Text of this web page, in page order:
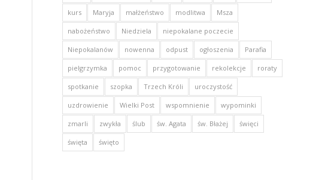
kurs Maryja małżeństwo modlitwa Msza
nabożeństwo Niedziela niepokalane poczecie
Niepokalanów nowenna odpust ogłoszenia Parafia
pielgrzymka pomoc przygotowanie rekolekcje roraty
spotkanie szopka Trzech Króli uroczystość
uzdrowienie Wielki Post wspomnienie wypominki
zmarli zwykła ślub św. Agata św. Błażej święci
święta święto